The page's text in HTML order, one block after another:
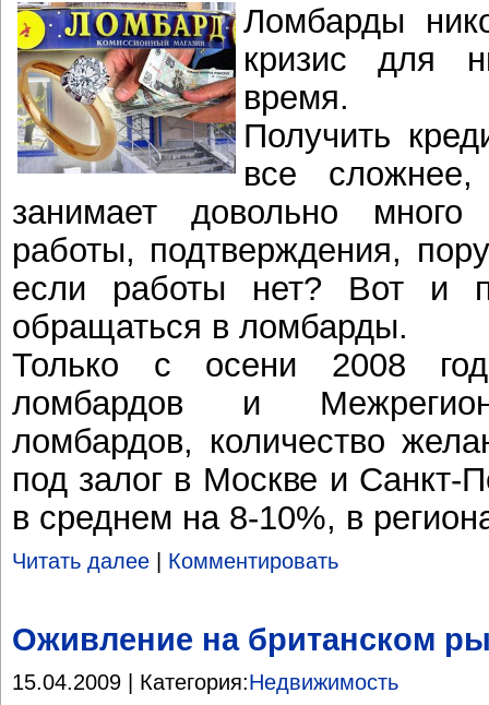
Ломбарды
кризис для
время.
Получить
все
занимает довольно
работы, подтверждения,
если работы нет? Вот и
обращаться в ломбарды.
Только с осени 2008
ломбардов и
ломбардов, количество
под залог в Москве и Санкт-
в среднем на 8-10%, в
Читать далее | Комментировать
Оживление на британском
15.04.2009 | Категория:Недвижимость